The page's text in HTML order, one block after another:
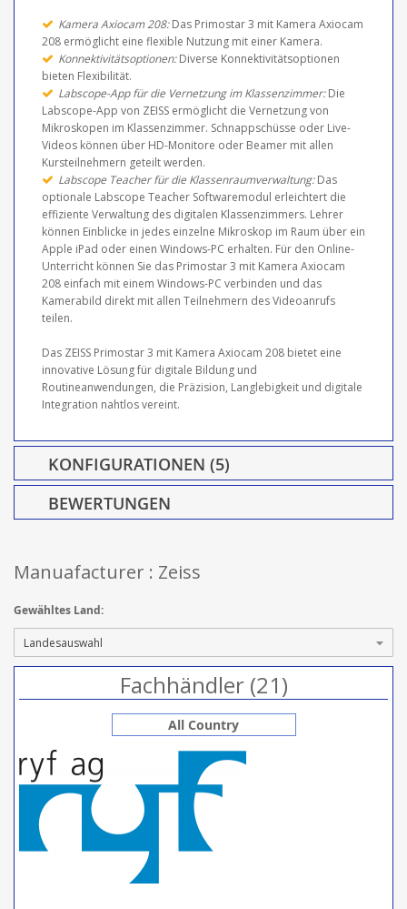
Kamera Axiocam 208:Das Primostar 3 mit Kamera Axiocam
208 ermöglicht eine flexible Nutzung mit einer Kamera.
Konnektivitätsoptionen:Diverse Konnektivitätsoptionen
bieten Flexibilität.
Labscope-App für die Vernetzung im Klassenzimmer:Die
Labscope-App von ZEISS ermöglicht die Vernetzung von
Mikroskopen im Klassenzimmer. Schnappschüsse oder Live-
Videos können über HD-Monitore oder Beamer mit allen
Kursteilnehmern geteilt werden.
Labscope Teacher für die Klassenraumverwaltung:Das
optionale Labscope Teacher Softwaremodul erleichtert die
effiziente Verwaltung des digitalen Klassenzimmers. Lehrer
können Einblicke in jedes einzelne Mikroskop im Raum über ein
Apple iPad oder einen Windows-PC erhalten. Für den Online-
Unterricht können Sie das Primostar 3 mit Kamera Axiocam
208 einfach mit einem Windows-PC verbinden und das
Kamerabild direkt mit allen Teilnehmern des Videoanrufs
teilen.
Das ZEISS Primostar 3 mit Kamera Axiocam 208 bietet eine
innovative Lösung für digitale Bildung und
Routineanwendungen, die Präzision, Langlebigkeit und digitale
Integration nahtlos vereint.
KONFIGURATIONEN (5)
BEWERTUNGEN
Manuafacturer : Zeiss
Gewähltes Land:
Fachhändler (21)
All Country